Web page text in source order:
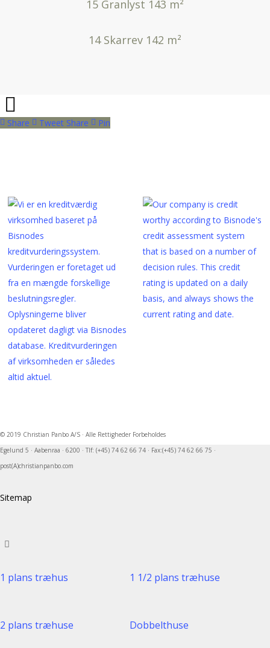
15 Granlyst 143 m²
14 Skarrev 142 m²
Share Tweet Share Pin
© 2019 Christian Panbo A/S · Alle Rettigheder Forbeholdes
Egelund 5 · Aabenraa · 6200 · Tlf: (+45) 74 62 66 74 · Fax:(+45) 74 62 66 75 ·
post(A)christianpanbo.com
Sitemap
1 plans træhus 1 1/2 plans træhuse
2 plans træhuse Dobbelthuse